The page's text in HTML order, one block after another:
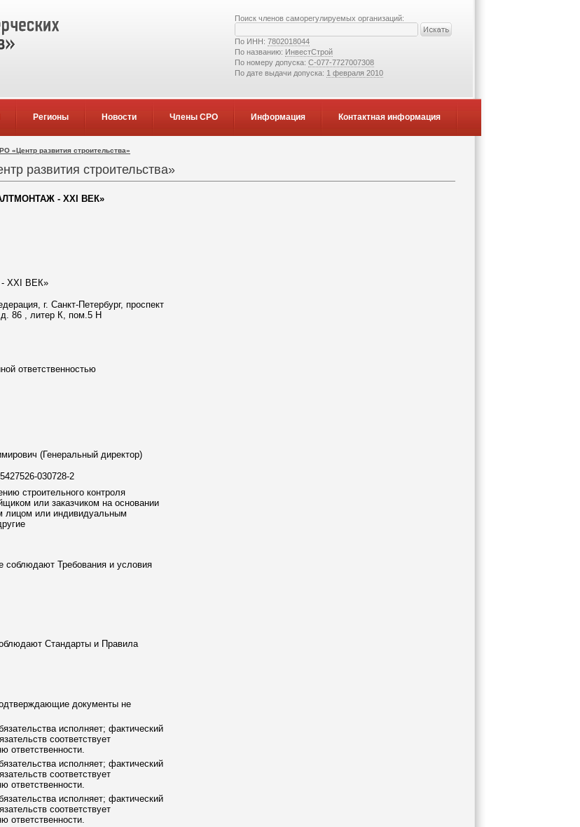
Поиск членов саморегулируемых организаций:
По ИНН: 7802018044
По названию: ИнвестСтрой
По номеру допуска: С-077-7727007308
По дате выдачи допуска: 1 февраля 2010
Регионы Новости Члены СРО Информация Контактная информация
«Центр развития строительства»
развития строительства»
- XXI ВЕК»
XXI ВЕК»
г. Санкт-Петербург, проспект
86 , литер К, пом.5 Н
ответственностью
(Генеральный директор)
030728-2
строительного контроля
или заказчиком на основании
лицом или индивидуальным
соблюдают Требования и условия
Стандарты и Правила
документы не
исполняет; фактический
соответствует
ответственности.
исполняет; фактический
соответствует
ответственности.
исполняет; фактический
соответствует
ответственности.